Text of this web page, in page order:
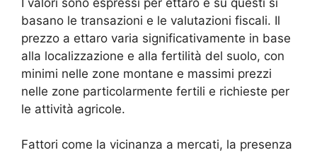
basano le transazioni e le valutazioni fiscali. Il
prezzo a ettaro varia significativamente in base
alla localizzazione e alla fertilità del suolo, con
minimi nelle zone montane e massimi prezzi
nelle zone particolarmente fertili e richieste per
le attività agricole.
Fattori come la vicinanza a mercati, la presenza